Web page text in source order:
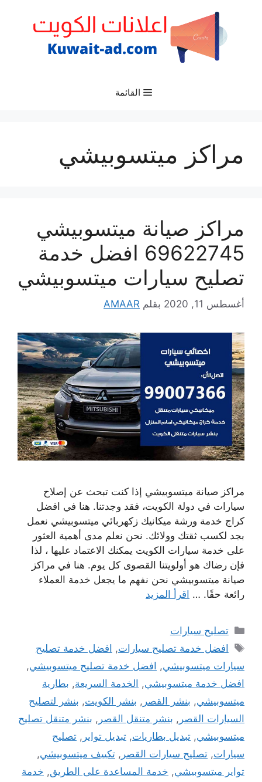
القائمة
مراكز ميتسوبيشي
مراكز صيانة ميتسوبيشي
69622745 افضل خدمة
تصليح سيارات ميتسوبيشي
أغسطس 11, 2020 بقلم AMAAR
مراكز صيانة ميتسوبيشي إذا كنت تبحث عن إصلاح
سيارات في دولة الكويت، فقد وجدتنا. هنا في افضل
كراج خدمة ورشة ميكانيك زكهربائي ميتسوبيشي نعمل
بجد لكسب ثقتك وولائك. نحن نعلم مدى أهمية العثور
على خدمة سيارات الكويت يمكنك الاعتماد عليها ، لذا
فإن رضاك ​​هو أولويتنا القصوى كل يوم. هنا في مراكز
صيانة ميتسوبيشي نحن نفهم ما يجعل خدمة العملاء
رائعة حقًا. … اقرأ المزيد
التصنيفات
تصليح سيارات
الوسوم
افضل خدمة تصليح سيارات, افضل خدمة تصليح
سيارات ميتسوبيشي, افضل خدمة تصليح ميتسوبيشي,
افضل خدمة ميتسوبيشي, الخدمة السريعة, بطارية
ميتسوبيشي, بنشر القصر , بنشر الكويت, بنشر لتصليح
السيارات القصر , بنشر متنقل القصر , بنشر متنقل تصليح
ميتسوبيشي, تبديل بطاريات, تبديل تواير , تصليح
سيارات, تصليح سيارات القصر , تكييف ميتسوبيشي,
تواير ميتسوبيشي, خدمة المساعدة على الطريق, خدمة